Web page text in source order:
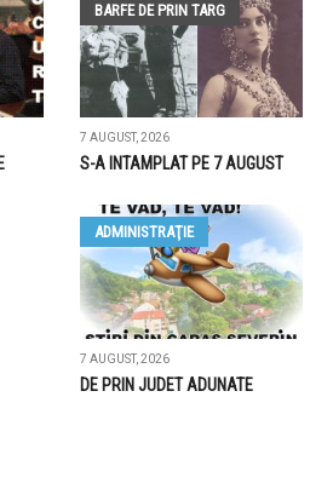
BARFE DE PRIN TARG
7 AUGUST, 2026
S-A INTAMPLAT PE 7 AUGUST
ADMINISTRAŢIE
7 AUGUST, 2026
DE PRIN JUDET ADUNATE